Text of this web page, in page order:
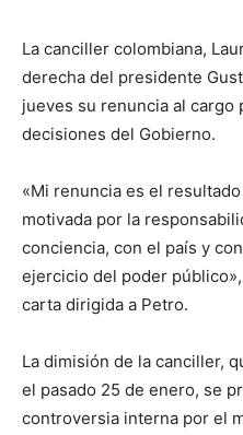
La canciller colombiana,
derecha del presidente
jueves su renuncia al cargo
decisiones del Gobierno.
«Mi renuncia es el
motivada por la
conciencia, con el país y
ejercicio del poder
carta dirigida a Petro.
La dimisión de la canciller,
el pasado 25 de enero, se
controversia interna por el